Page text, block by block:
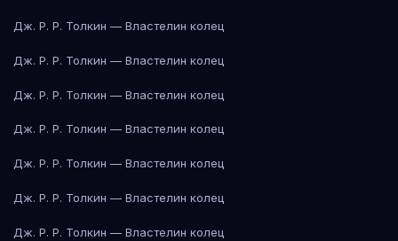
Дж. Р. Р. Толкин — Властелин колец
Дж. Р. Р. Толкин — Властелин колец
Дж. Р. Р. Толкин — Властелин колец
Дж. Р. Р. Толкин — Властелин колец
Дж. Р. Р. Толкин — Властелин колец
Дж. Р. Р. Толкин — Властелин колец
Дж. Р. Р. Толкин — Властелин колец